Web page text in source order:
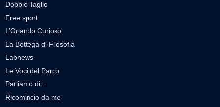
Doppio Taglio
Free sport
L’Orlando Curioso
La Bottega di Filosofia
Labnews
Le Voci del Parco
Parliamo di…
Ricomincio da me